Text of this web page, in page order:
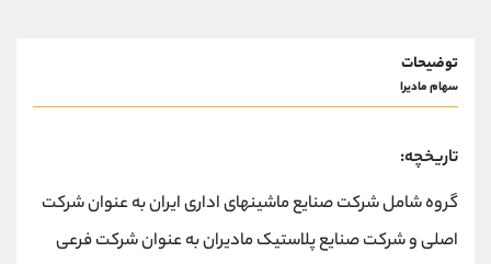
توضیحات
سهام مادیرا
تاریخچه:
گروه شامل شرکت صنایع ماشینهای اداری ایران به عنوان شرکت
اصلی و شرکت صنایع پلاستیک مادیران به عنوان شرکت فرعی